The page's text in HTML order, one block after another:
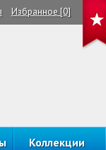
Избранное [0]
Коллекции